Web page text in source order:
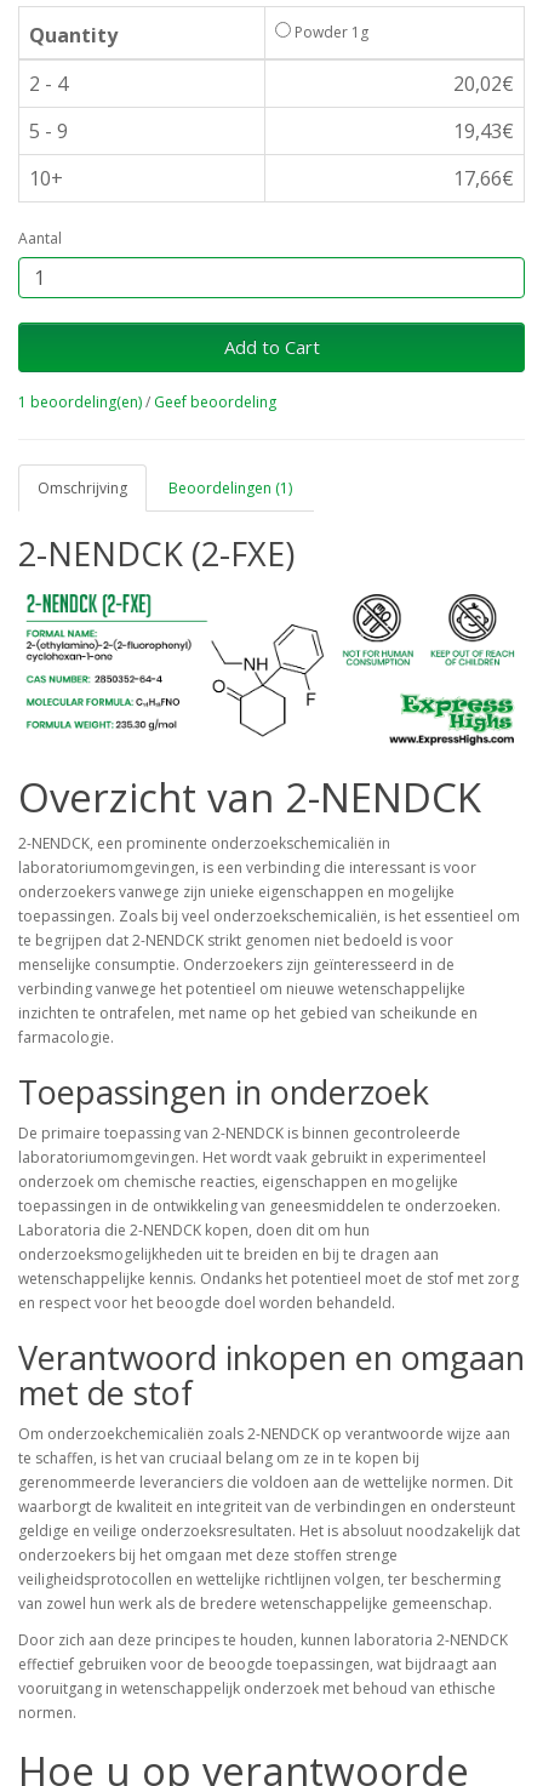
Quantity Powder 1g
2 - 4
20,02€
5 - 9
19,43€
10+
17,66€
Aantal
Add to Cart
1 beoordeling(en)/ Geef beoordeling
Omschrijving Beoordelingen (1)
2-NENDCK (2-FXE)
Overzicht van 2-NENDCK
2-NENDCK, een prominente onderzoekschemicaliën in
laboratoriumomgevingen, is een verbinding die interessant is voor
onderzoekers vanwege zijn unieke eigenschappen en mogelijke
toepassingen. Zoals bij veel onderzoekschemicaliën, is het essentieel om
te begrijpen dat 2-NENDCK strikt genomen niet bedoeld is voor
menselijke consumptie. Onderzoekers zijn geïnteresseerd in de
verbinding vanwege het potentieel om nieuwe wetenschappelijke
inzichten te ontrafelen, met name op het gebied van scheikunde en
farmacologie.
Toepassingen in onderzoek
De primaire toepassing van 2-NENDCK is binnen gecontroleerde
laboratoriumomgevingen. Het wordt vaak gebruikt in experimenteel
onderzoek om chemische reacties, eigenschappen en mogelijke
toepassingen in de ontwikkeling van geneesmiddelen te onderzoeken.
Laboratoria die 2-NENDCK kopen, doen dit om hun
onderzoeksmogelijkheden uit te breiden en bij te dragen aan
wetenschappelijke kennis. Ondanks het potentieel moet de stof met zorg
en respect voor het beoogde doel worden behandeld.
Verantwoord inkopen en omgaan
met de stof
Om onderzoekchemicaliën zoals 2-NENDCK op verantwoorde wijze aan
te schaffen, is het van cruciaal belang om ze in te kopen bij
gerenommeerde leveranciers die voldoen aan de wettelijke normen. Dit
waarborgt de kwaliteit en integriteit van de verbindingen en ondersteunt
geldige en veilige onderzoeksresultaten. Het is absoluut noodzakelijk dat
onderzoekers bij het omgaan met deze stoffen strenge
veiligheidsprotocollen en wettelijke richtlijnen volgen, ter bescherming
van zowel hun werk als de bredere wetenschappelijke gemeenschap.
Door zich aan deze principes te houden, kunnen laboratoria 2-NENDCK
effectief gebruiken voor de beoogde toepassingen, wat bijdraagt aan
vooruitgang in wetenschappelijk onderzoek met behoud van ethische
normen.
Hoe u op verantwoorde